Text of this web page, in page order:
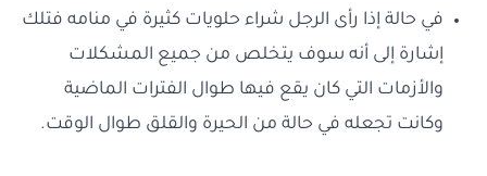
في حالة إذا رأى الرجل شراء حلويات كثيرة في منامه فتلك
إشارة إلى أنه سوف يتخلص من جميع المشكلات
والأزمات التي كان يقع فيها طوال الفترات الماضية
وكانت تجعله في حالة من الحيرة والقلق طوال الوقت.